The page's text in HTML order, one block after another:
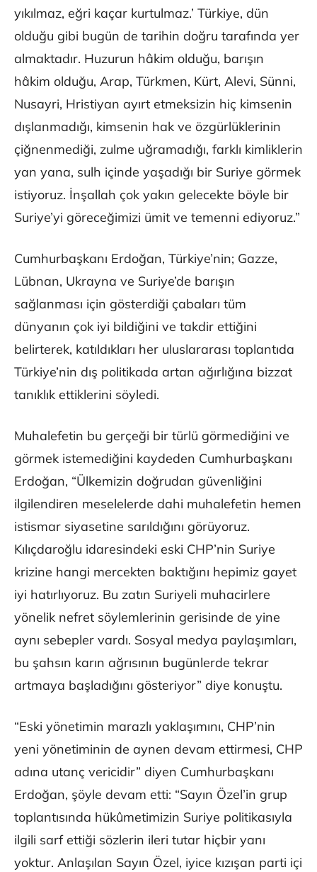
yıkılmaz, eğri kaçar kurtulmaz.’ Türkiye, dün
olduğu gibi bugün de tarihin doğru tarafında yer
almaktadır. Huzurun hâkim olduğu, barışın
hâkim olduğu, Arap, Türkmen, Kürt, Alevi, Sünni,
Nusayri, Hristiyan ayırt etmeksizin hiç kimsenin
dışlanmadığı, kimsenin hak ve özgürlüklerinin
çiğnenmediği, zulme uğramadığı, farklı kimliklerin
yan yana, sulh içinde yaşadığı bir Suriye görmek
istiyoruz. İnşallah çok yakın gelecekte böyle bir
Suriye’yi göreceğimizi ümit ve temenni ediyoruz.”
Cumhurbaşkanı Erdoğan, Türkiye’nin; Gazze,
Lübnan, Ukrayna ve Suriye’de barışın
sağlanması için gösterdiği çabaları tüm
dünyanın çok iyi bildiğini ve takdir ettiğini
belirterek, katıldıkları her uluslararası toplantıda
Türkiye’nin dış politikada artan ağırlığına bizzat
tanıklık ettiklerini söyledi.
Muhalefetin bu gerçeği bir türlü görmediğini ve
görmek istemediğini kaydeden Cumhurbaşkanı
Erdoğan, “Ülkemizin doğrudan güvenliğini
ilgilendiren meselelerde dahi muhalefetin hemen
istismar siyasetine sarıldığını görüyoruz.
Kılıçdaroğlu idaresindeki eski CHP’nin Suriye
krizine hangi mercekten baktığını hepimiz gayet
iyi hatırlıyoruz. Bu zatın Suriyeli muhacirlere
yönelik nefret söylemlerinin gerisinde de yine
aynı sebepler vardı. Sosyal medya paylaşımları,
bu şahsın karın ağrısının bugünlerde tekrar
artmaya başladığını gösteriyor” diye konuştu.
“Eski yönetimin marazlı yaklaşımını, CHP’nin
yeni yönetiminin de aynen devam ettirmesi, CHP
adına utanç vericidir” diyen Cumhurbaşkanı
Erdoğan, şöyle devam etti: “Sayın Özel’in grup
toplantısında hükûmetimizin Suriye politikasıyla
ilgili sarf ettiği sözlerin ileri tutar hiçbir yanı
yoktur. Anlaşılan Sayın Özel, iyice kızışan parti içi